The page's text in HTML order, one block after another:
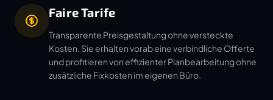
Faire Tarife
Transparente Preisgestaltung ohne versteckte
Kosten. Sie erhalten vorab eine verbindliche Offerte
und profitieren von effizienter Planbearbeitung ohne
zusätzliche Fixkosten im eigenen Büro.